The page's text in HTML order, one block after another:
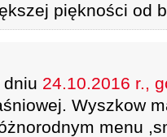
piękności od
dniu 24.10.2016 r.,
Wyszkow
menu